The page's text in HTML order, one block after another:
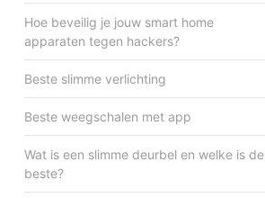
Hoe beveilig je jouw smart home
apparaten tegen hackers?
Beste slimme verlichting
Beste weegschalen met app
Wat is een slimme deurbel en welke is de
beste?